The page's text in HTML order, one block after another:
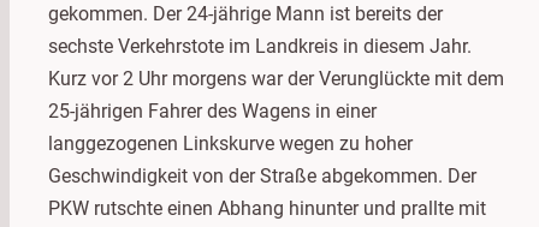
gekommen. Der 24-jährige Mann ist bereits der
sechste Verkehrstote im Landkreis in diesem Jahr.
Kurz vor 2 Uhr morgens war der Verunglückte mit dem
25-jährigen Fahrer des Wagens in einer
langgezogenen Linkskurve wegen zu hoher
Geschwindigkeit von der Straße abgekommen. Der
PKW rutschte einen Abhang hinunter und prallte mit